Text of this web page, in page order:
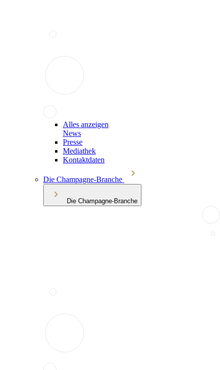
Alles anzeigen
News
Presse
Mediathek
Kontaktdaten
Die Champagne-Branche
Die Champagne-Branche